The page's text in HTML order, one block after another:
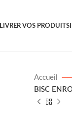
LIVRER VOS PRODUITS
Accueil
BISC